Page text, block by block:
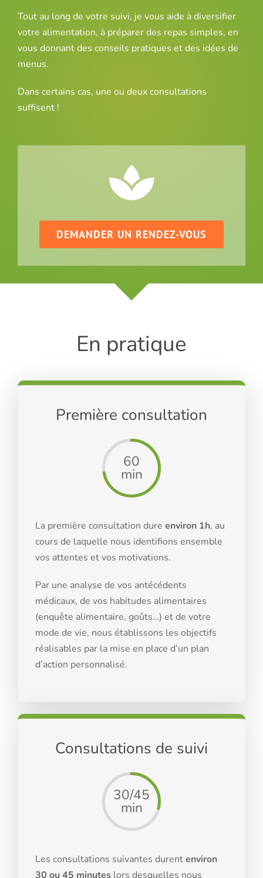
Tout au long de votre suivi, je vous aide à diversifier
votre alimentation, à préparer des repas simples, en
vous donnant des conseils pratiques et des idées de
menus.
Dans certains cas, une ou deux consultations
suffisent !
DEMANDER UN RENDEZ-VOUS
En pratique
Première consultation
60
min
La première consultation dure environ 1h, au
cours de laquelle nous identifions ensemble
vos attentes et vos motivations.
Par une analyse de vos antécédents
médicaux, de vos habitudes alimentaires
(enquête alimentaire, goûts…) et de votre
mode de vie, nous établissons les objectifs
réalisables par la mise en place d’un plan
d’action personnalisé.
Consultations de suivi
30/45
min
Les consultations suivantes durentenviron
30 ou 45 minutes lors desquelles nous